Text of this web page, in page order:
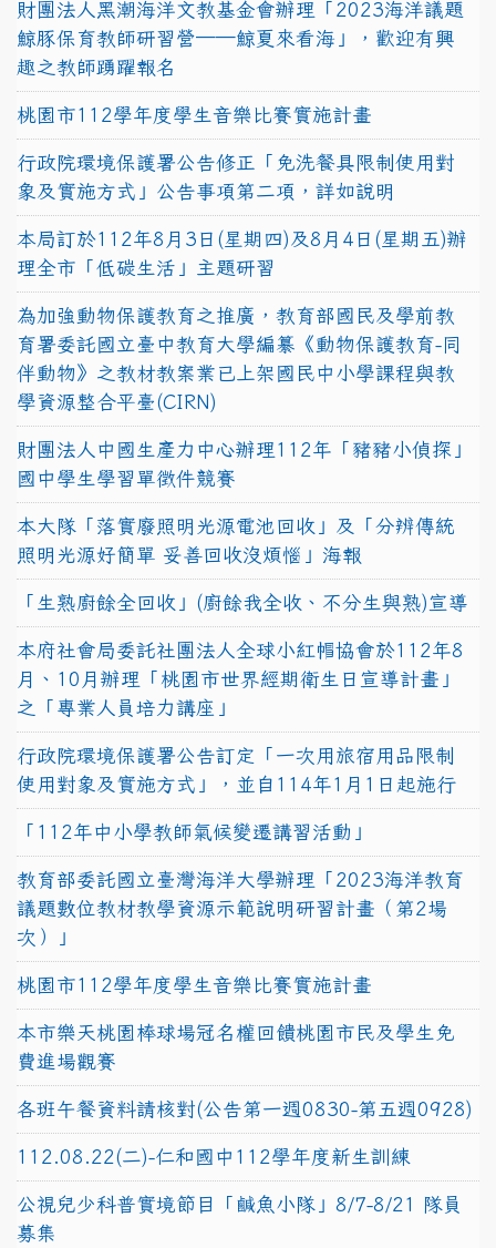
財團法人黑潮海洋文教基金會辦理「2023海洋議題
鯨豚保育教師研習營──鯨夏來看海」，歡迎有興
趣之教師踴躍報名
桃園市112學年度學生音樂比賽實施計畫
行政院環境保護署公告修正「免洗餐具限制使用對
象及實施方式」公告事項第二項，詳如說明
本局訂於112年8月3日(星期四)及8月4日(星期五)辦
理全市「低碳生活」主題研習
為加強動物保護教育之推廣，教育部國民及學前教
育署委託國立臺中教育大學編纂《動物保護教育-同
伴動物》之教材教案業已上架國民中小學課程與教
學資源整合平臺(CIRN)
財團法人中國生產力中心辦理112年「豬豬小偵探」
國中學生學習單徵件競賽
本大隊「落實廢照明光源電池回收」及「分辨傳統
照明光源好簡單 妥善回收沒煩惱」海報
「生熟廚餘全回收」(廚餘我全收、不分生與熟)宣導
本府社會局委託社團法人全球小紅帽協會於112年8
月、10月辦理「桃園市世界經期衛生日宣導計畫」
之「專業人員培力講座」
行政院環境保護署公告訂定「一次用旅宿用品限制
使用對象及實施方式」，並自114年1月1日起施行
「112年中小學教師氣候變遷講習活動」
教育部委託國立臺灣海洋大學辦理「2023海洋教育
議題數位教材教學資源示範說明研習計畫（第2場
次）」
桃園市112學年度學生音樂比賽實施計畫
本市樂天桃園棒球場冠名權回饋桃園市民及學生免
費進場觀賽
各班午餐資料請核對(公告第一週0830-第五週0928)
112.08.22(二)-仁和國中112學年度新生訓練
公視兒少科普實境節目「鹹魚小隊」8/7-8/21 隊員
募集